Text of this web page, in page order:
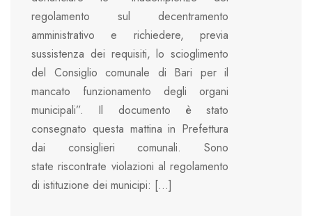
regolamento sul decentramento
amministrativo e richiedere, previa
sussistenza dei requisiti, lo scioglimento
del Consiglio comunale di Bari per il
mancato funzionamento degli organi
municipali”. Il documento è stato
consegnato questa mattina in Prefettura
dai consiglieri comunali. Sono
state riscontrate violazioni al regolamento
di istituzione dei municipi: […]